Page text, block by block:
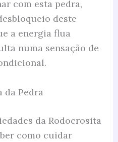
com esta pedra,
deste
a energia flua
numa sensação de
da Pedra
da Rodocrosita
como cuidar